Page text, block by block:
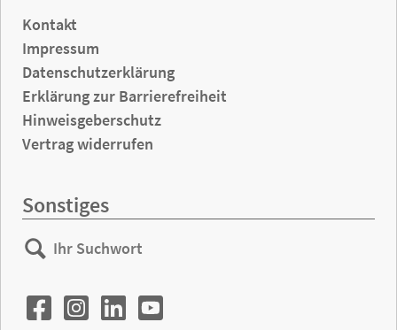
Kontakt
Impressum
Datenschutzerklärung
Erklärung zur Barrierefreiheit
Hinweisgeberschutz
Vertrag widerrufen
Sonstiges
Ihr
Suchwort
Suchen